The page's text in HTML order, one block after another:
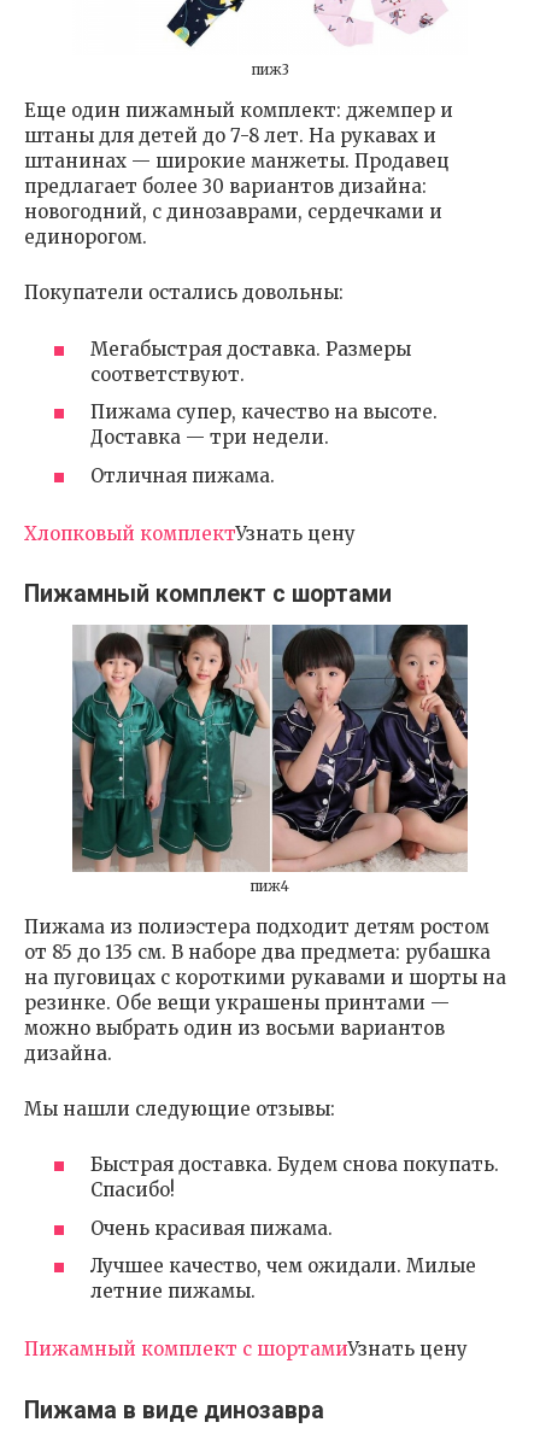
пиж3
Еще один пижамный комплект: джемпер и
штаны для детей до 7-8 лет. На рукавах и
штанинах — широкие манжеты. Продавец
предлагает более 30 вариантов дизайна:
новогодний, с динозаврами, сердечками и
единорогом.
Покупатели остались довольны:
Мегабыстрая доставка. Размеры
соответствуют.
Пижама супер, качество на высоте.
Доставка — три недели.
Отличная пижама.
Хлопковый комплектУзнать цену
Пижамный комплект с шортами
пиж4
Пижама из полиэстера подходит детям ростом
от 85 до 135 см. В наборе два предмета: рубашка
на пуговицах с короткими рукавами и шорты на
резинке. Обе вещи украшены принтами —
можно выбрать один из восьми вариантов
дизайна.
Мы нашли следующие отзывы:
Быстрая доставка. Будем снова покупать.
Спасибо!
Очень красивая пижама.
Лучшее качество, чем ожидали. Милые
летние пижамы.
Пижамный комплект с шортамиУзнать цену
Пижама в виде динозавра